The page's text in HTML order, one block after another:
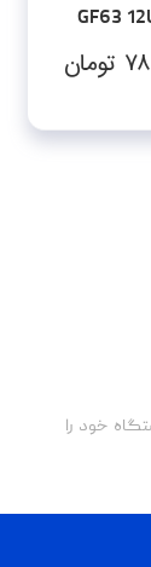
GF63
تومان
خود را